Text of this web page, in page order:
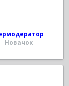
Новачок